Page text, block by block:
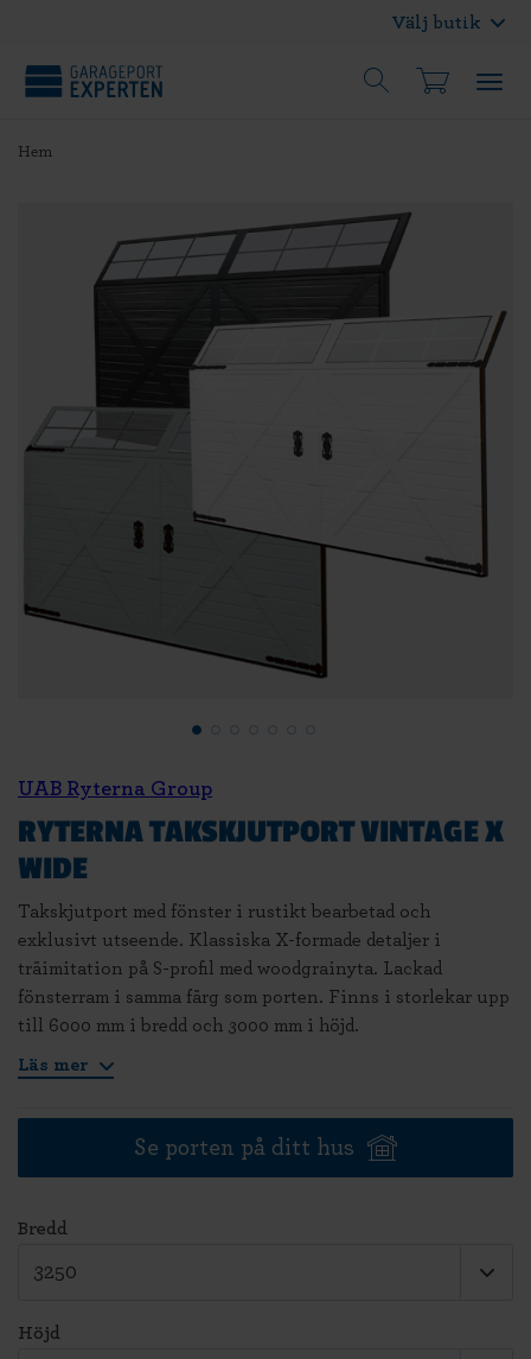
Välj butik
Hem
UAB Ryterna Group
RYTERNA TAKSKJUTPORT VINTAGE X
WIDE
Takskjutport med fönster i rustikt bearbetad och
exklusivt utseende. Klassiska X-formade detaljer i
träimitation på S-profil med woodgrainyta. Lackad
fönsterram i samma färg som porten. Finns i storlekar upp
till 6000 mm i bredd och 3000 mm i höjd.
Läs mer
Se porten på ditt hus
Bredd
Höjd